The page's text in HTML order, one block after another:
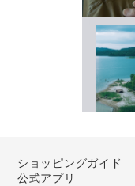
ショッピングガイド
公式アプリ